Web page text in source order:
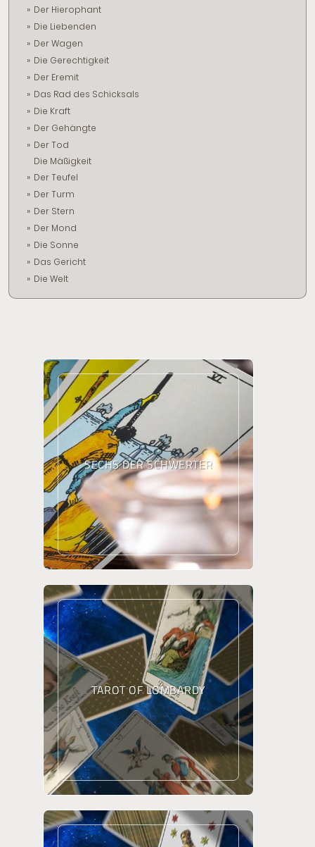
Der Hierophant
Die Liebenden
Der Wagen
Die Gerechtigkeit
Der Eremit
Das Rad des Schicksals
Die Kraft
Der Gehängte
Der Tod
Die Mäßigkeit
Der Teufel
Der Turm
Der Stern
Der Mond
Die Sonne
Das Gericht
Die Welt
SECHS DER SCHWERTER
TAROT OF LOMBARDY